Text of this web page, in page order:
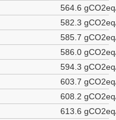
564.6
582.3
585.7
586.0
594.3
603.7
608.2
613.6